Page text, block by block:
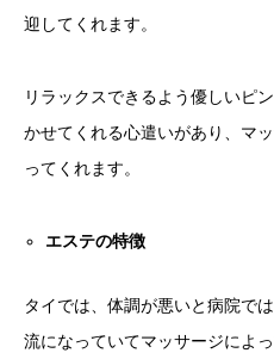
迎してくれます。
リラックスできるよう優しいピ
かせてくれる心遣いがあり、マ
ってくれます。
エステの特徴
タイでは、体調が悪いと病院で
流になっていてマッサージによ